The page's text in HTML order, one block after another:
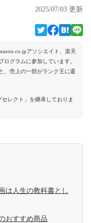
2025/07/03 更新
アソシエイト、楽天
グラムに参加しています。
、売上の一部がランク王に還
レクト」を継承しておりま
は人生の教科書とし
おすすめ商品